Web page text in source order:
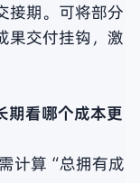
接期。可将部分
果交付挂钩，激
期看哪个成本更
计算“总拥有成